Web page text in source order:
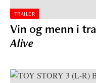
TRAILER
Vin og menn i
Alive